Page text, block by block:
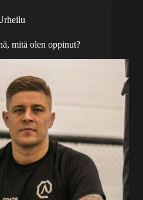
mitä olen oppinut?